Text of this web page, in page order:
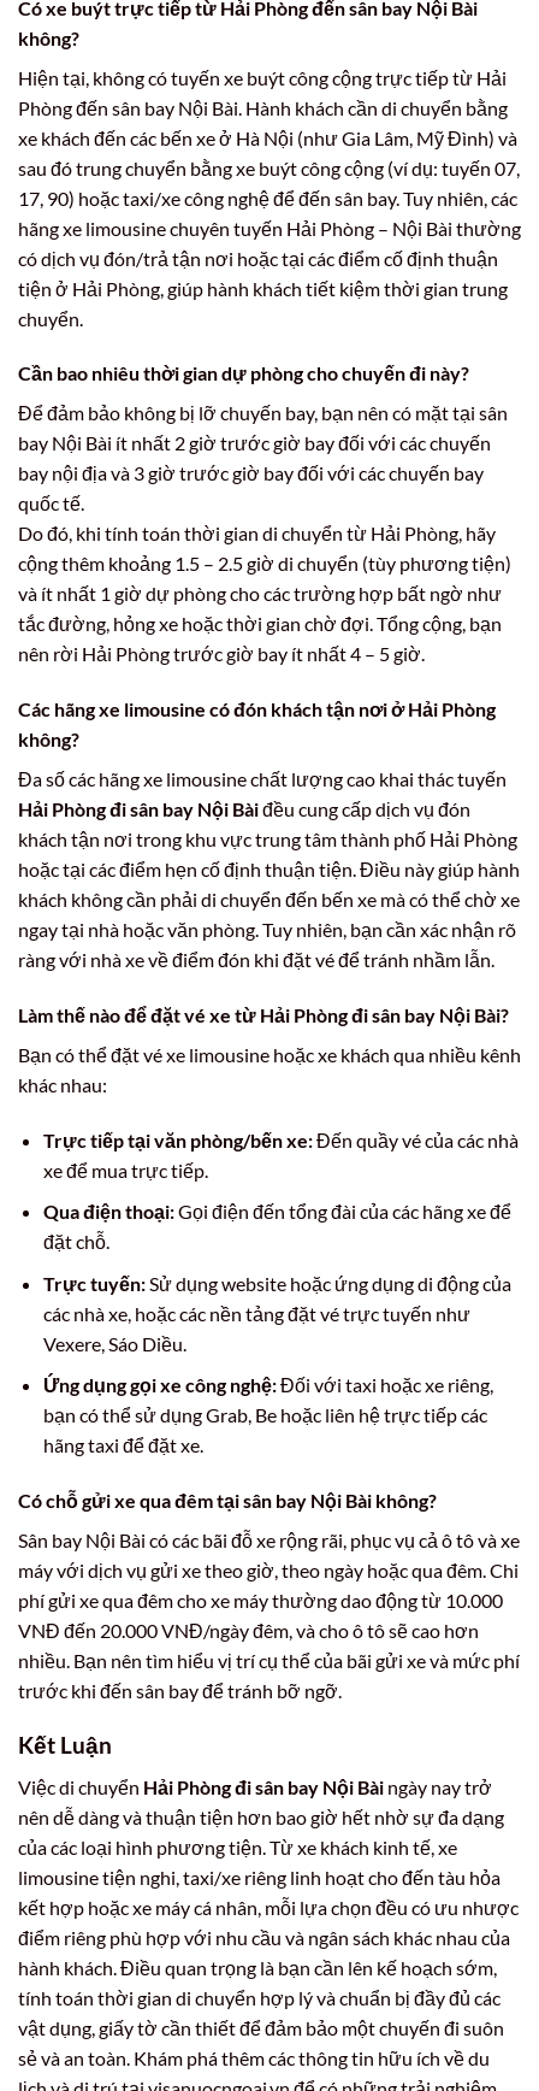
Có xe buýt trực tiếp từ Hải Phòng đến sân bay Nội Bài
không?
Hiện tại, không có tuyến xe buýt công cộng trực tiếp từ Hải
Phòng đến sân bay Nội Bài. Hành khách cần di chuyển bằng
xe khách đến các bến xe ở Hà Nội (như Gia Lâm, Mỹ Đình) và
sau đó trung chuyển bằng xe buýt công cộng (ví dụ: tuyến 07,
17, 90) hoặc taxi/xe công nghệ để đến sân bay. Tuy nhiên, các
hãng xe limousine chuyên tuyến Hải Phòng – Nội Bài thường
có dịch vụ đón/trả tận nơi hoặc tại các điểm cố định thuận
tiện ở Hải Phòng, giúp hành khách tiết kiệm thời gian trung
chuyển.
Cần bao nhiêu thời gian dự phòng cho chuyến đi này?
Để đảm bảo không bị lỡ chuyến bay, bạn nên có mặt tại sân
bay Nội Bài ít nhất 2 giờ trước giờ bay đối với các chuyến
bay nội địa và 3 giờ trước giờ bay đối với các chuyến bay
quốc tế.
Do đó, khi tính toán thời gian di chuyển từ Hải Phòng, hãy
cộng thêm khoảng 1.5 – 2.5 giờ di chuyển (tùy phương tiện)
và ít nhất 1 giờ dự phòng cho các trường hợp bất ngờ như
tắc đường, hỏng xe hoặc thời gian chờ đợi. Tổng cộng, bạn
nên rời Hải Phòng trước giờ bay ít nhất 4 – 5 giờ.
Các hãng xe limousine có đón khách tận nơi ở Hải Phòng
không?
Đa số các hãng xe limousine chất lượng cao khai thác tuyến
Hải Phòng đi sân bay Nội Bàiđều cung cấp dịch vụ đón
khách tận nơi trong khu vực trung tâm thành phố Hải Phòng
hoặc tại các điểm hẹn cố định thuận tiện. Điều này giúp hành
khách không cần phải di chuyển đến bến xe mà có thể chờ xe
ngay tại nhà hoặc văn phòng. Tuy nhiên, bạn cần xác nhận rõ
ràng với nhà xe về điểm đón khi đặt vé để tránh nhầm lẫn.
Làm thế nào để đặt vé xe từ Hải Phòng đi sân bay Nội Bài?
Bạn có thể đặt vé xe limousine hoặc xe khách qua nhiều kênh
khác nhau:
Trực tiếp tại văn phòng/bến xe:Đến quầy vé của các nhà
xe để mua trực tiếp.
Qua điện thoại:Gọi điện đến tổng đài của các hãng xe để
đặt chỗ.
Trực tuyến:Sử dụng website hoặc ứng dụng di động của
các nhà xe, hoặc các nền tảng đặt vé trực tuyến như
Vexere, Sáo Diều.
Ứng dụng gọi xe công nghệ:Đối với taxi hoặc xe riêng,
bạn có thể sử dụng Grab, Be hoặc liên hệ trực tiếp các
hãng taxi để đặt xe.
Có chỗ gửi xe qua đêm tại sân bay Nội Bài không?
Sân bay Nội Bài có các bãi đỗ xe rộng rãi, phục vụ cả ô tô và xe
máy với dịch vụ gửi xe theo giờ, theo ngày hoặc qua đêm. Chi
phí gửi xe qua đêm cho xe máy thường dao động từ 10.000
VNĐ đến 20.000 VNĐ/ngày đêm, và cho ô tô sẽ cao hơn
nhiều. Bạn nên tìm hiểu vị trí cụ thể của bãi gửi xe và mức phí
trước khi đến sân bay để tránh bỡ ngỡ.
Kết Luận
Việc di chuyển Hải Phòng đi sân bay Nội Bài ngày nay trở
nên dễ dàng và thuận tiện hơn bao giờ hết nhờ sự đa dạng
của các loại hình phương tiện. Từ xe khách kinh tế, xe
limousine tiện nghi, taxi/xe riêng linh hoạt cho đến tàu hỏa
kết hợp hoặc xe máy cá nhân, mỗi lựa chọn đều có ưu nhược
điểm riêng phù hợp với nhu cầu và ngân sách khác nhau của
hành khách. Điều quan trọng là bạn cần lên kế hoạch sớm,
tính toán thời gian di chuyển hợp lý và chuẩn bị đầy đủ các
vật dụng, giấy tờ cần thiết để đảm bảo một chuyến đi suôn
sẻ và an toàn. Khám phá thêm các thông tin hữu ích về du